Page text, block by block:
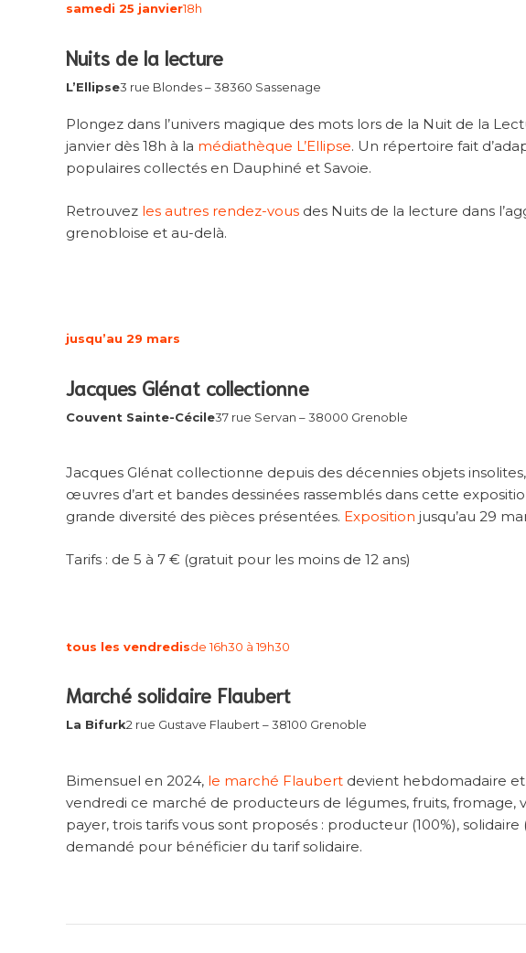
samedi 25 janvier18h
Nuits de la lecture
L’Ellipse3 rue Blondes – 38360 Sassenage
Plongez dans l’univers magique des mots lors de la Nuit de la
janvier dès 18h à la médiathèque L’Ellipse. Un répertoire fait
populaires collectés en Dauphiné et Savoie.
Retrouvez les autres rendez-vous des Nuits de la lecture dans
grenobloise et au-delà.
jusqu’au 29 mars
Jacques Glénat collectionne
Couvent Sainte-Cécile37 rue Servan – 38000 Grenoble
Jacques Glénat collectionne depuis des décennies objets
œuvres d’art et bandes dessinées rassemblés dans cette
grande diversité des pièces présentées. Exposition jusqu’au 29
Tarifs : de 5 à 7 € (gratuit pour les moins de 12 ans)
tous les vendredisde 16h30 à 19h30
Marché solidaire Flaubert
La Bifurk2 rue Gustave Flaubert – 38100 Grenoble
Bimensuel en 2024, le marché Flaubert devient hebdomadaire
vendredi ce marché de producteurs de légumes, fruits, fromage,
payer, trois tarifs vous sont proposés : producteur (100%), solidaire
demandé pour bénéficier du tarif solidaire.